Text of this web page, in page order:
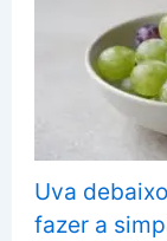
Uva
fazer a